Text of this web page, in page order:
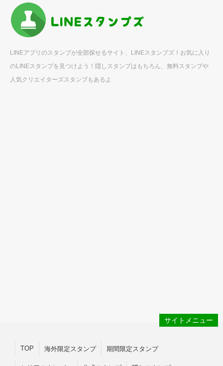
LINEアプリのスタンプが全部探せるサイト、LINEスタンプズ！お気に入り
のLINEスタンプを見つけよう！隠しスタンプはもちろん、無料スタンプや
人気クリエイターズスタンプもあるよ
サイトメニュー
TOP 海外限定スタンプ 期間限定スタンプ